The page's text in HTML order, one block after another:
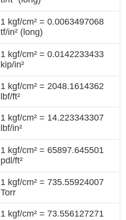
1 kgf/cm² = 0.0063497068
tf/in² (long)
1 kgf/cm² = 0.0142233433
kip/in²
1 kgf/cm² = 2048.1614362
lbf/ft²
1 kgf/cm² = 14.223343307
lbf/in²
1 kgf/cm² = 65897.645501
pdl/ft²
1 kgf/cm² = 735.55924007
Torr
1 kgf/cm² = 73.556127271